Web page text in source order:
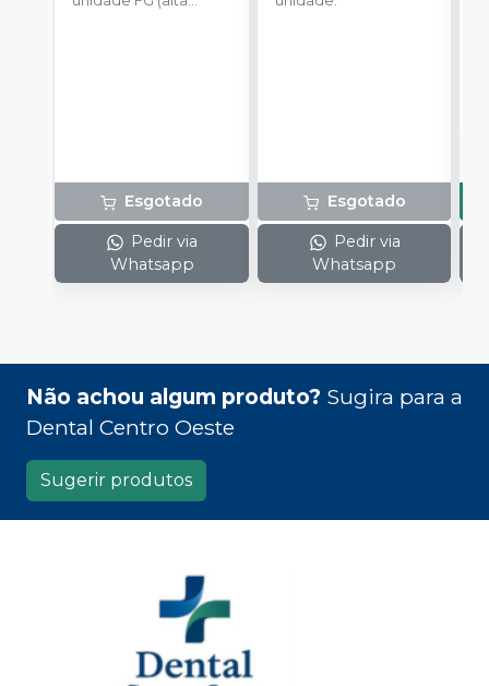
Esgotado
Pedir via
Whatsapp
Esgotado
Pedir via
Whatsapp
Não achou algum produto? Sugira para a
Dental Centro Oeste
Sugerir produtos